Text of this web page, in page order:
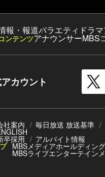
報・報道バラエティ ドラマ
ンテンツアナウンサーMBS
カウント
社案内 毎日放送 放送基準
卒採用 アルバイト情報
MBSメディアホールディン
MBSライブエンターテイン